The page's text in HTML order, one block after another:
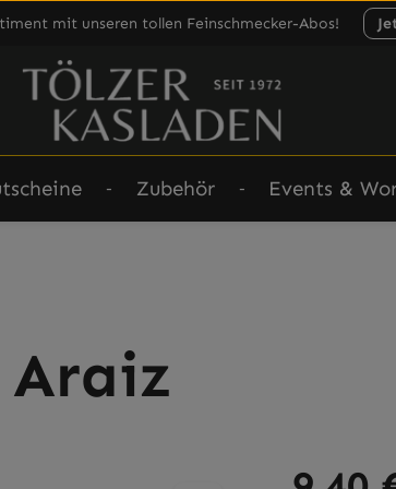
mit unseren tollen Feinschmecker-Abos!
Zubehör Events &
Araiz